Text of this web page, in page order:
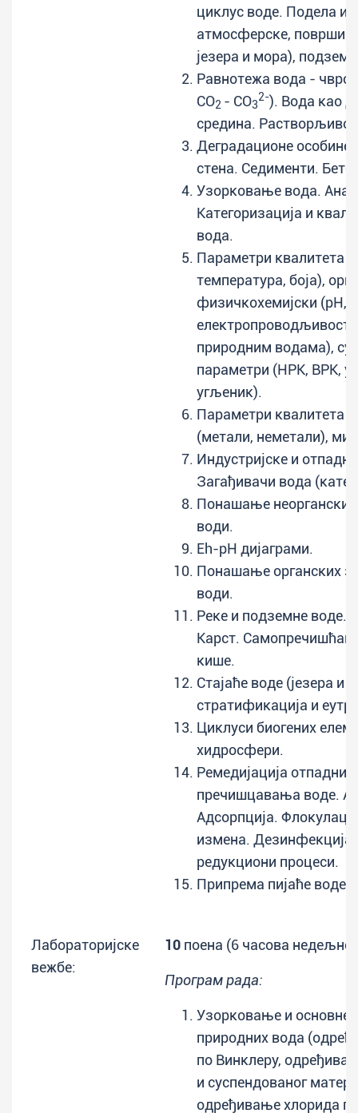
циклус воде. Подела и
атмосферске,
језера и мора),
Равнотежа вода -
CО2 - CО3
2-). Вода као
средина.
Деградационе особине
стена. Седименти.
Узорковање вода.
Категоризација и
вода.
Параметри квалитета
температура, боја),
физичкохемијски (pH,
електропроводљивост,
природним водама),
параметри (HPK, BPK,
угљеник).
Параметри квалитета
(метали, неметали),
Индустријске и
Загађивачи вода
Понашање неорганских
води.
Eh-pH дијаграми.
Понашање органских
води.
Реке и подземне воде.
Карст.
кише.
Стајаће воде (језера и
стратификација и
Циклуси биогених
хидросфери.
Ремедијација
пречишцавања воде.
Адсорпција.
измена.
редукциони процеси.
Припрема пијаће воде.
Лабораторијске
вежбе:
10 поена (6 часова недељно)
Програм рада:
Узорковање и основне
природних вода
по Винклеру,
и суспендованог
одређивање хлорида